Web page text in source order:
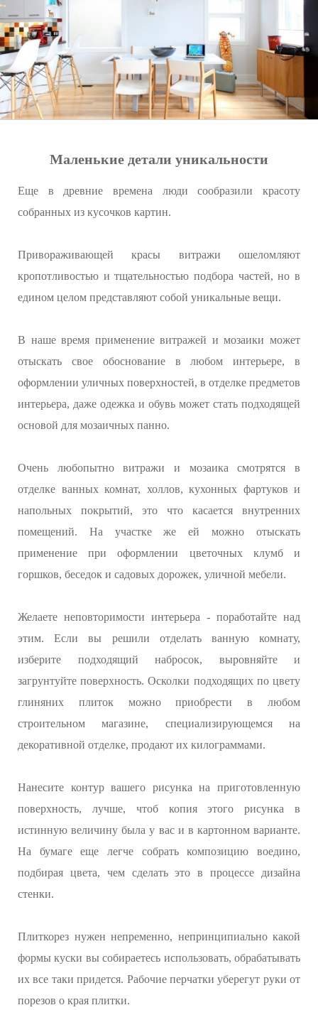
Маленькие детали уникальности
Еще в древние времена люди сообразили красоту
собранных из кусочков картин.
Привораживающей красы витражи ошеломляют
кропотливостью и тщательностью подбора частей, но в
едином целом представляют собой уникальные вещи.
В наше время применение витражей и мозаики может
отыскать свое обоснование в любом интерьере, в
оформлении уличных поверхностей, в отделке предметов
интерьера, даже одежка и обувь может стать подходящей
основой для мозаичных панно.
Очень любопытно витражи и мозаика смотрятся в
отделке ванных комнат, холлов, кухонных фартуков и
напольных покрытий, это что касается внутренних
помещений. На участке же ей можно отыскать
применение при оформлении цветочных клумб и
горшков, беседок и садовых дорожек, уличной мебели.
Желаете неповторимости интерьера - поработайте над
этим. Если вы решили отделать ванную комнату,
изберите подходящий набросок, выровняйте и
загрунтуйте поверхность. Осколки подходящих по цвету
глиняних плиток можно приобрести в любом
строительном магазине, специализирующемся на
декоративной отделке, продают их килограммами.
Нанесите контур вашего рисунка на приготовленную
поверхность, лучше, чтоб копия этого рисунка в
истинную величину была у вас и в картонном варианте.
На бумаге еще легче собрать композицию воедино,
подбирая цвета, чем сделать это в процессе дизайна
стенки.
Плиткорез нужен непременно, непринципиально какой
формы куски вы собираетесь использовать, обрабатывать
их все таки придется. Рабочие перчатки уберегут руки от
порезов о края плитки.